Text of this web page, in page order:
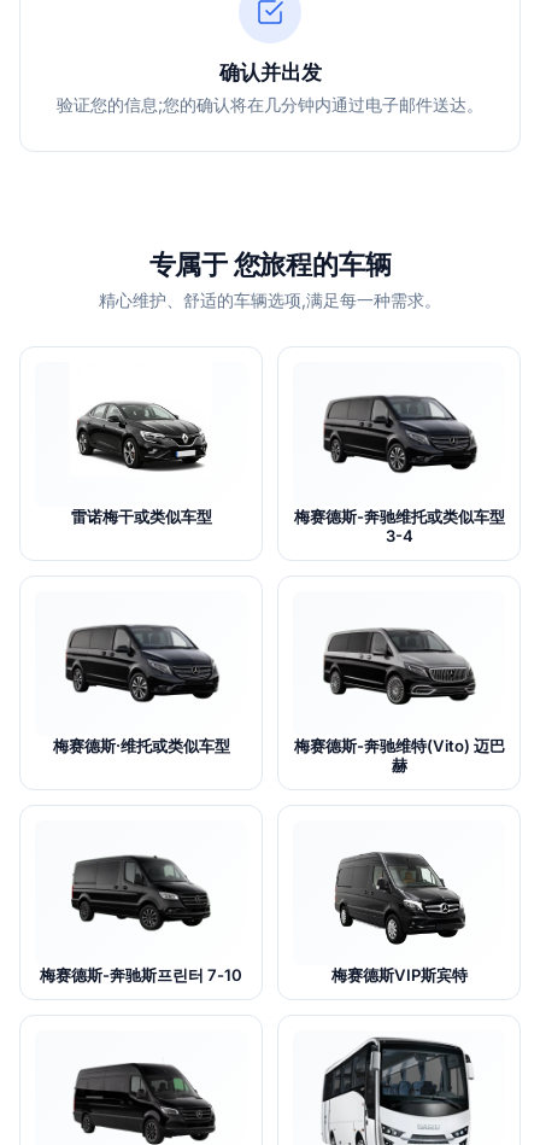
确认并出发
验证您的信息;您的确认将在几分钟内通过电子邮件送达。
专属于 您旅程的车辆
精心维护、舒适的车辆选项,满足每一种需求。
雷诺梅干或类似车型
梅赛德斯-奔驰维托或类似车型
3-4
梅赛德斯·维托或类似车型
梅赛德斯-奔驰维特(Vito) 迈巴
赫
梅赛德斯-奔驰斯프린터 7-10 梅赛德斯VIP斯宾特